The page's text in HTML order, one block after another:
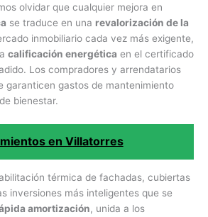
olvidar que cualquier mejora en
se traduce en una revalorización de la
inmobiliario cada vez más exigente,
calificación energética en el certificado
Los compradores y arrendatarios
garanticen gastos de mantenimiento
bienestar.
en Villatorres
térmica de fachadas, cubiertas
inversiones más inteligentes que se
amortización, unida a los